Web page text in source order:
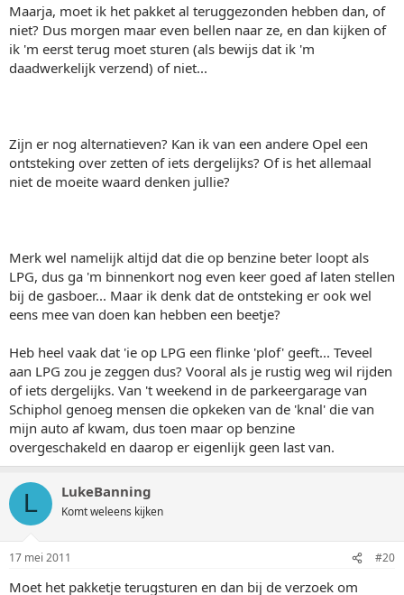
Maarja, moet ik het pakket al teruggezonden hebben dan, of
niet? Dus morgen maar even bellen naar ze, en dan kijken of
ik 'm eerst terug moet sturen (als bewijs dat ik 'm
daadwerkelijk verzend) of niet...
Zijn er nog alternatieven? Kan ik van een andere Opel een
ontsteking over zetten of iets dergelijks? Of is het allemaal
niet de moeite waard denken jullie?
Merk wel namelijk altijd dat die op benzine beter loopt als
LPG, dus ga 'm binnenkort nog even keer goed af laten stellen
bij de gasboer... Maar ik denk dat de ontsteking er ook wel
eens mee van doen kan hebben een beetje?
Heb heel vaak dat 'ie op LPG een flinke 'plof' geeft... Teveel
aan LPG zou je zeggen dus? Vooral als je rustig weg wil rijden
of iets dergelijks. Van 't weekend in de parkeergarage van
Schiphol genoeg mensen die opkeken van de 'knal' die van
mijn auto af kwam, dus toen maar op benzine
overgeschakeld en daarop er eigenlijk geen last van.
L LukeBanning
Komt weleens kijken
17 mei 2011 #20
Moet het pakketje terugsturen en dan bij de verzoek om